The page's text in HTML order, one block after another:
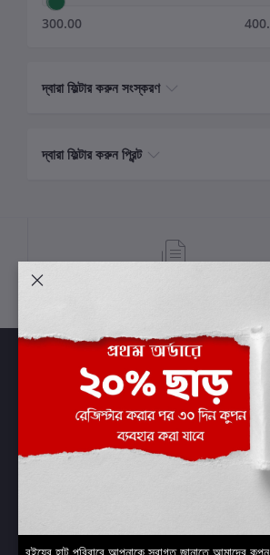
300.00
দ্বারা ফিল্টার করুন সংস্করণ
দ্বারা ফিল্টার করুন প্রিন্ট